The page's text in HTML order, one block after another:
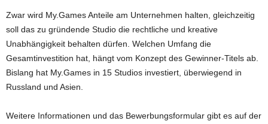
Zwar wird My.Games Anteile am Unternehmen halten, gleichzeitig
soll das zu gründende Studio die rechtliche und kreative
Unabhängigkeit behalten dürfen. Welchen Umfang die
Gesamtinvestition hat, hängt vom Konzept des Gewinner-Titels ab.
Bislang hat My.Games in 15 Studios investiert, überwiegend in
Russland und Asien.
Weitere Informationen und das Bewerbungsformular gibt es auf der